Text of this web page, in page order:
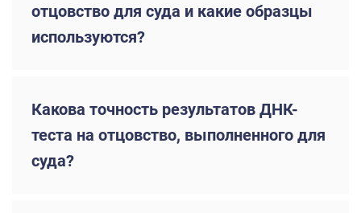
отцовство для суда и какие образцы
используются?
Какова точность результатов ДНК-
теста на отцовство, выполненного для
суда?